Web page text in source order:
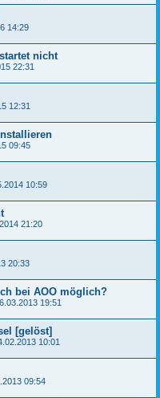
14:29
nicht
22:31
12:31
09:45
10:59
21:20
20:33
bei AOO möglich?
19:51
[gelöst]
10:01
09:54